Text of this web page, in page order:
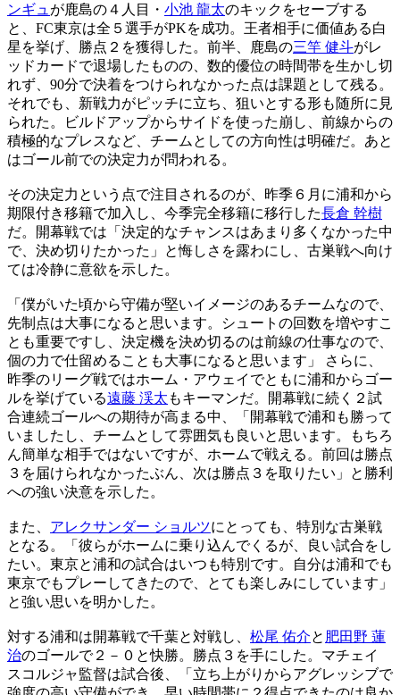
ンギュ が鹿島の４人目・ 小池 龍太のキックをセーブする
と、FC東京は全５選手がPKを成功。王者相手に価値ある白
星を挙げ、勝点２を獲得した。前半、鹿島の三竿 健斗がレ
ッドカードで退場したものの、数的優位の時間帯を生かし切
れず、90分で決着をつけられなかった点は課題として残る。
それでも、新戦力がピッチに立ち、狙いとする形も随所に見
られた。ビルドアップからサイドを使った崩し、前線からの
積極的なプレスなど、チームとしての方向性は明確だ。あと
はゴール前での決定力が問われる。
その決定力という点で注目されるのが、昨季６月に浦和から
期限付き移籍で加入し、今季完全移籍に移行した長倉 幹樹
だ。開幕戦では「決定的なチャンスはあまり多くなかった中
で、決め切りたかった」と悔しさを露わにし、古巣戦へ向け
ては冷静に意欲を示した。
「僕がいた頃から守備が堅いイメージのあるチームなので、
先制点は大事になると思います。シュートの回数を増やすこ
とも重要ですし、決定機を決め切るのは前線の仕事なので、
個の力で仕留めることも大事になると思います」 さらに、
昨季のリーグ戦ではホーム・アウェイでともに浦和からゴー
ルを挙げている遠藤 渓太 もキーマンだ。開幕戦に続く２試
合連続ゴールへの期待が高まる中、「開幕戦で浦和も勝って
いましたし、チームとして雰囲気も良いと思います。もちろ
ん簡単な相手ではないですが、ホームで戦える。前回は勝点
３を届けられなかったぶん、次は勝点３を取りたい」と勝利
への強い決意を示した。
また、 アレクサンダー ショルツにとっても、特別な古巣戦
となる。「彼らがホームに乗り込んでくるが、良い試合をし
たい。東京と浦和の試合はいつも特別です。自分は浦和でも
東京でもプレーしてきたので、とても楽しみにしています」
と強い思いを明かした。
対する浦和は開幕戦で千葉と対戦し、 松尾 佑介と 肥田野 蓮
治のゴールで２－０と快勝。勝点３を手にした。マチェイ
スコルジャ監督は試合後、「立ち上がりからアグレッシブで